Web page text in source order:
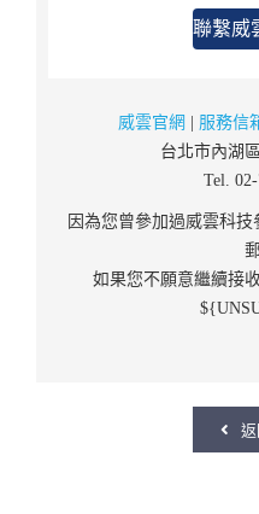
聯繫威
威雲官網 服務信
台北市內湖
Tel.
因為您曾參加過威雲科
如果您不願意繼續接